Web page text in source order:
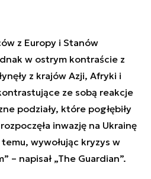
z Europy i Stanów
w ostrym kontraście z
z krajów Azji, Afryki i
ze sobą reakcje
podziały, które pogłębiły
inwazję na Ukrainę
wywołując kryzys w
– napisał „The Guardian”.